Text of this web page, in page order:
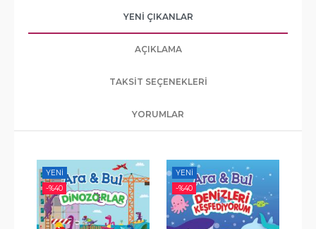
YENI ÇIKANLAR
AÇIKLAMA
TAKSIT SEÇENEKLERI
YORUMLAR
YENI
-%40
-%40